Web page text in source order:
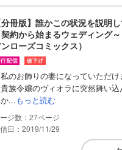
分冊版】誰かこの状況を説明
契約から始まるウェディング
ローズコミックス）
私のお飾りの妻になっていただ
族令嬢のヴィオラに突然舞い込
...もっと読む
27
日：2019/11/29